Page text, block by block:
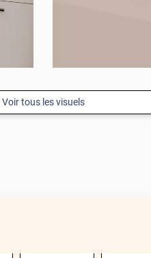
Voir tous les visuels